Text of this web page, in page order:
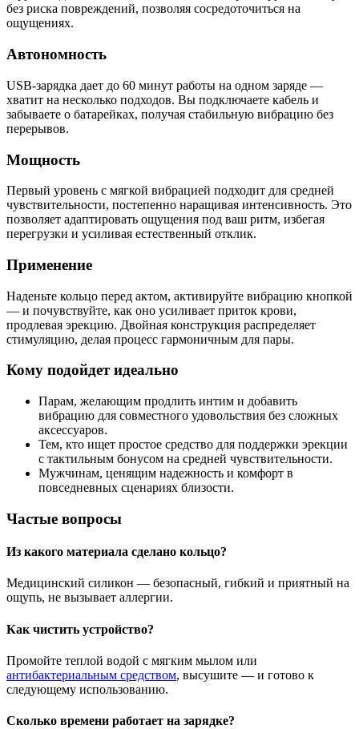
без риска повреждений, позволяя сосредоточиться на
ощущениях.
Автономность
USB-зарядка дает до 60 минут работы на одном заряде —
хватит на несколько подходов. Вы подключаете кабель и
забываете о батарейках, получая стабильную вибрацию без
перерывов.
Мощность
Первый уровень с мягкой вибрацией подходит для средней
чувствительности, постепенно наращивая интенсивность. Это
позволяет адаптировать ощущения под ваш ритм, избегая
перегрузки и усиливая естественный отклик.
Применение
Наденьте кольцо перед актом, активируйте вибрацию кнопкой
— и почувствуйте, как оно усиливает приток крови,
продлевая эрекцию. Двойная конструкция распределяет
стимуляцию, делая процесс гармоничным для пары.
Кому подойдет идеально
Парам, желающим продлить интим и добавить
вибрацию для совместного удовольствия без сложных
аксессуаров.
Тем, кто ищет простое средство для поддержки эрекции
с тактильным бонусом на средней чувствительности.
Мужчинам, ценящим надежность и комфорт в
повседневных сценариях близости.
Частые вопросы
Из какого материала сделано кольцо?
Медицинский силикон — безопасный, гибкий и приятный на
ощупь, не вызывает аллергии.
Как чистить устройство?
Промойте теплой водой с мягким мылом или
антибактериальным средством, высушите — и готово к
следующему использованию.
Сколько времени работает на зарядке?